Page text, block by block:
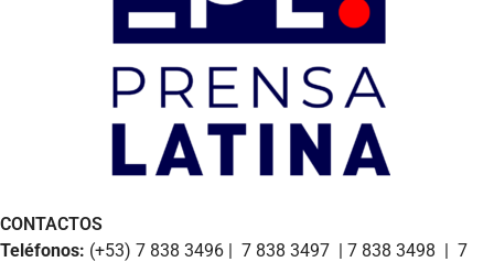
CONTACTOS
Teléfonos: (+53) 7 838 3496 | 7 838 3497 | 7 838 3498 | 7